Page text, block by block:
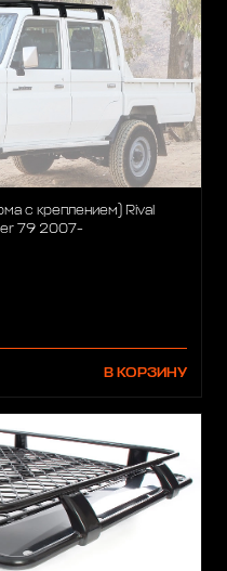
с креплением) Rival
79 2007-
В КОРЗИНУ